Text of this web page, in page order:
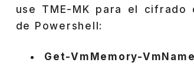
use TME-MK para el
de Powershell:
Get-VmMemory-